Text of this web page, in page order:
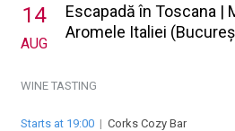
14
AUG
Escapadă în Toscana |
Aromele Italiei
WINE TASTING
Starts at 19:00 | Corks Cozy Bar